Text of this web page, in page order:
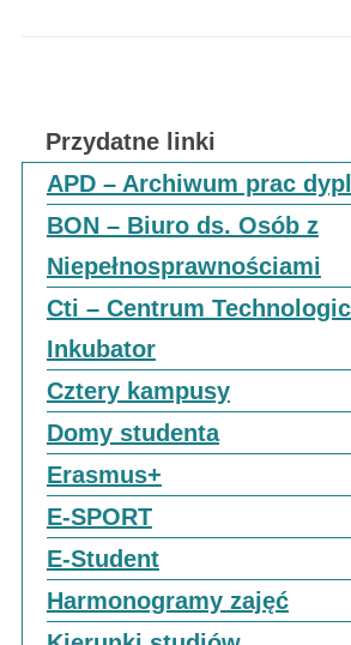
Przydatne linki
APD – Archiwum prac
BON – Biuro ds. Osób z
Niepełnosprawnościami
Cti – Centrum
Inkubator
Cztery kampusy
Domy studenta
Erasmus+
E-SPORT
E-Student
Harmonogramy zajęć